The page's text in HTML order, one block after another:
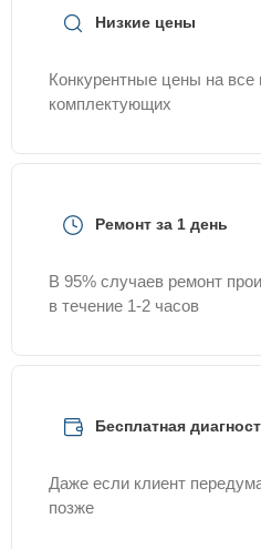
Низкие цены
Конкурентные цены на
комплектующих
Ремонт за 1 день
В 95% случаев ремонт
в течение 1-2 часов
Бесплатная
Даже если клиент
позже